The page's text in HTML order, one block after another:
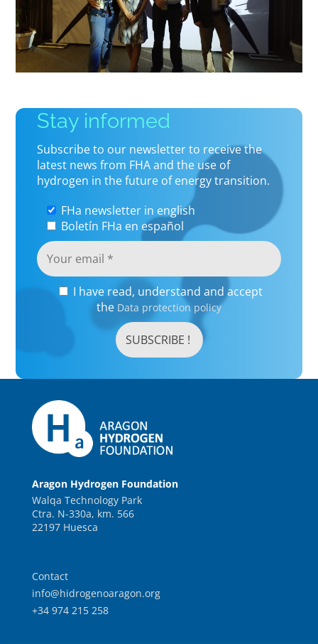
Stay informed
Subscribe to our newsletter to receive the
latest news from FHA and the use of
hydrogen in the future of energy transition.
FHa newsletter in english
Boletín FHa en español
I have read, understand and accept
the Data protection policy
Aragon Hydrogen Foundation
Walqa Technology Park
Ctra. N-330a, km. 566
22197 Huesca
Contact
info@hidrogenoaragon.org
+34 974 215 258